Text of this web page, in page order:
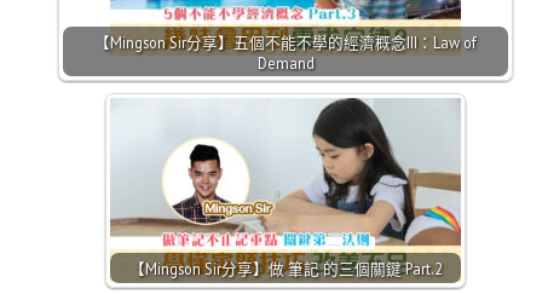
【Mingson Sir分享】五個不能不學的經濟概念III：Law of
Demand
【Mingson Sir分享】做 筆記 的三個關鍵 Part.2